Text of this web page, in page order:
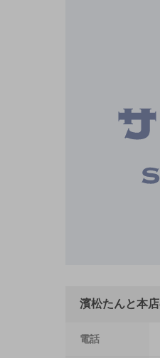
濱松たんと本
電話